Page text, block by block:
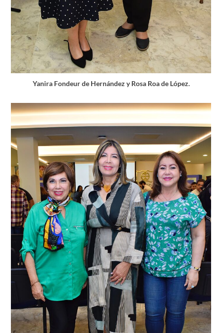
Yanira Fondeur de Hernández y Rosa Roa de López.